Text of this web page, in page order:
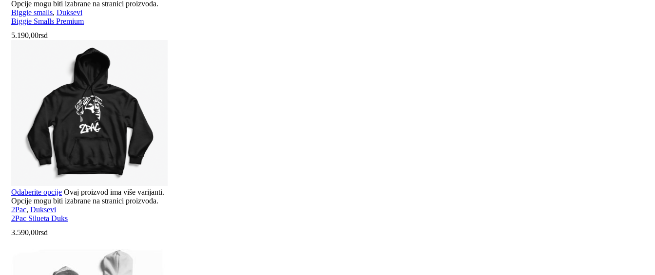
Opcije mogu biti izabrane na stranici proizvoda.
Biggie smalls, Duksevi
Biggie Smalls Premium
5.190,00rsd
Odaberite opcije Ovaj proizvod ima više varijanti.
Opcije mogu biti izabrane na stranici proizvoda.
2Pac, Duksevi
2Pac Silueta Duks
3.590,00rsd